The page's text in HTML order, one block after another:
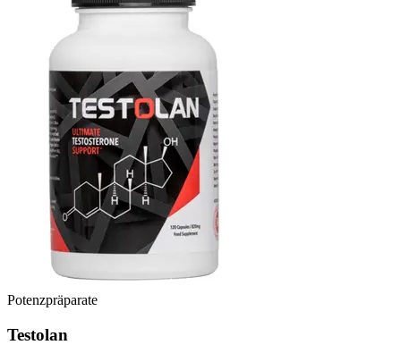
Potenzpräparate
Testolan